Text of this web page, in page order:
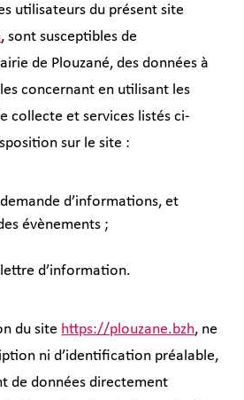
utilisateurs du présent site
, sont susceptibles de
de Plouzané, des données à
concernant en utilisant les
collecte et services listés ci-
sur le site :
d’informations, et
évènements ;
d’information.
du site https://plouzane.bzh, ne
ni d’identification préalable,
de données directement